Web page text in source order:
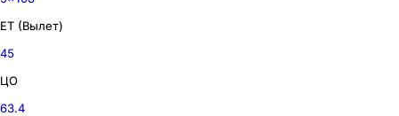
ET (Вылет)
45
ЦО
63.4